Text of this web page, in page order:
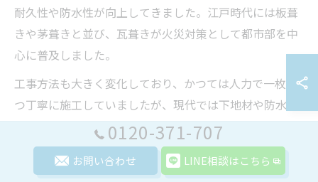
耐久性や防水性が向上してきました。江戸時代には板葺
きや茅葺きと並び、瓦葺きが火災対策として都市部を中
心に普及しました。
工事方法も大きく変化しており、かつては人力で一枚ず
つ丁寧に施工していましたが、現代では下地材や防水シ
ートの導入、カバー工法など最新技術が取り入れられて
います。埼玉県では、地元の気候や風土に合わせた工法
が発展し、台風やゲリラ豪雨といった自然災害への備え
0120-371-707
お問い合わせ LINE相談はこちら